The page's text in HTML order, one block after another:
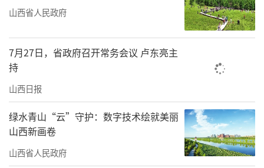
区、进乡村、进企业、进校园“四进”活动，
聚焦参保登记、养老保险待遇测算、社保关系
转移接续、工伤预防、个人养老金、基金安
全、社会保障卡等宣传重点，主动问需于企、
问计于民，为企业群众办实事、解难题。
（高建华）
责任编辑：何剑
山西省人民政府
7月27日，省政府召开常务会议 卢东亮主
持
山西日报
绿水青山“云”守护：数字技术绘就美丽
山西新画卷
山西省人民政府